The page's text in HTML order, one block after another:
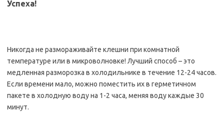
Успеха!
Никогда не размораживайте клешни при комнатной
температуре или в микроволновке! Лучший способ – это
медленная разморозка в холодильнике в течение 12-24 часов.
Если времени мало, можно поместить их в герметичном
пакете в холодную воду на 1-2 часа, меняя воду каждые 30
минут.